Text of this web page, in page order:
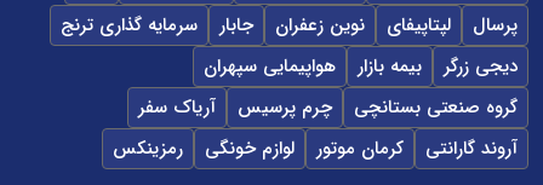
پرسال
لپتاپیفای نوین زعفران جابار
سرمایه گذاری ترنج
دیجی زرگر
بیمه بازار
هواپیمایی سپهران
گروه صنعتی بستانچی
چرم پرسیس
آریاک سفر
آروند گارانتی
کرمان موتور لوازم خونگی رمزینکس